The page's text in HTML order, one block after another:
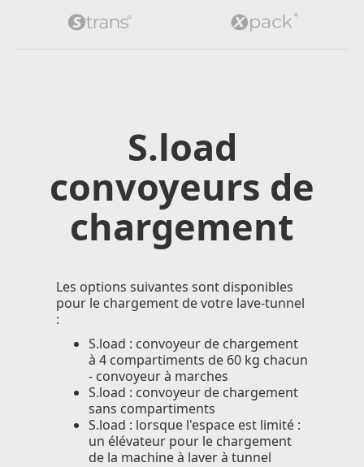
S.load
convoyeurs de
chargement
Les options suivantes sont disponibles
pour le chargement de votre lave-tunnel
:
S.load : convoyeur de chargement
à 4 compartiments de 60 kg chacun
- convoyeur à marches
S.load : convoyeur de chargement
sans compartiments
S.load : lorsque l'espace est limité :
un élévateur pour le chargement
de la machine à laver à tunnel